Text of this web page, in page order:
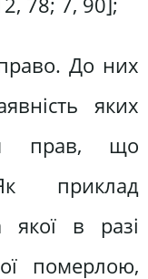
До них
яких
прав, що
приклад
якої в разі
померлою,